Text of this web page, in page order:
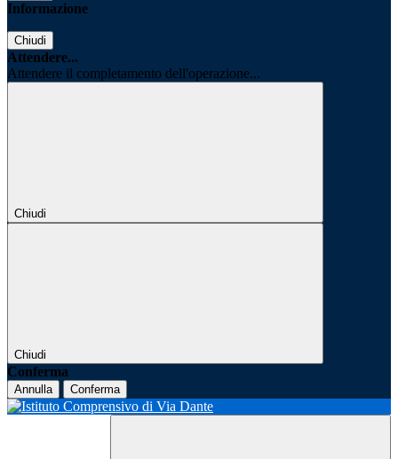
Informazione
Chiudi
Attendere...
Attendere il completamento dell'operazione...
Chiudi
Chiudi
Conferma
Annulla Conferma